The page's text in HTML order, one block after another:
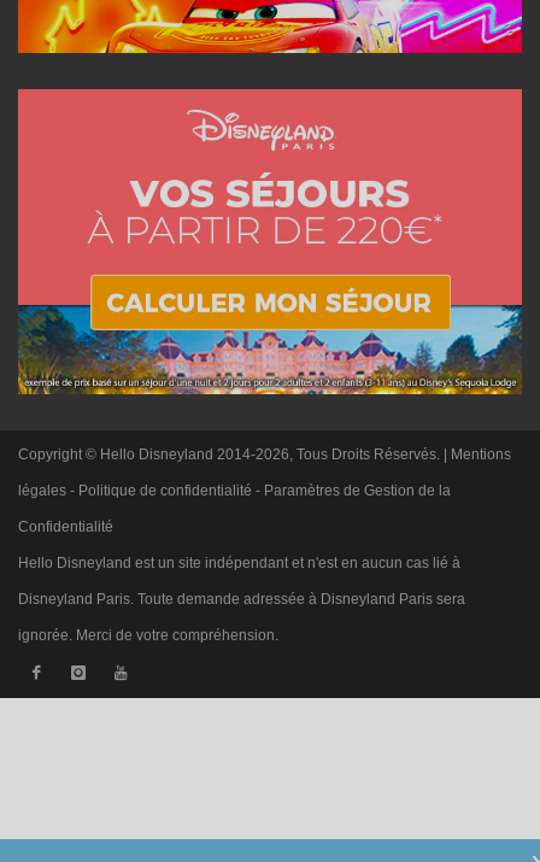
Copyright © Hello Disneyland 2014-2026, Tous Droits Réservés. | Mentions
légales - Politique de confidentialité - Paramètres de Gestion de la
Confidentialité
Hello Disneyland est un site indépendant et n'est en aucun cas lié à
Disneyland Paris. Toute demande adressée à Disneyland Paris sera
ignorée. Merci de votre compréhension.